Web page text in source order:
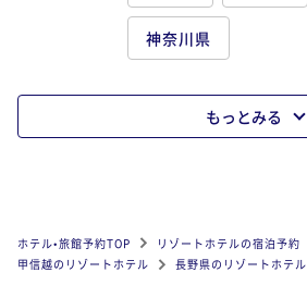
神奈川県
もっとみる
ホテル•旅館予約TOP
リゾートホテルの宿泊予約
甲信越のリゾートホテル
長野県のリゾートホテル